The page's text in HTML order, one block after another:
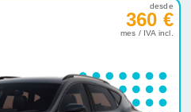
desde
360 €
mes / IVA incl.